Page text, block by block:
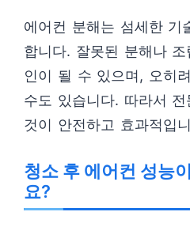
에어컨 분해는 섬세한 기
합니다. 잘못된 분해나
인이 될 수 있으며, 오히
수도 있습니다. 따라서
것이 안전하고 효과적입
청소 후 에어컨 성능
요?